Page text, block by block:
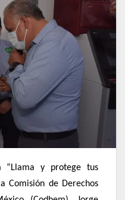
“Llama y protege tus
Comisión de Derechos